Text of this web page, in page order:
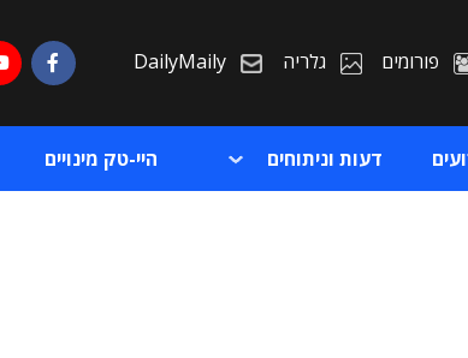
פורומים גלריה DailyMaily
דעות וניתוחים היי-טק מינויים